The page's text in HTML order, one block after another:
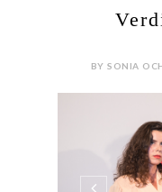
BY SONIA